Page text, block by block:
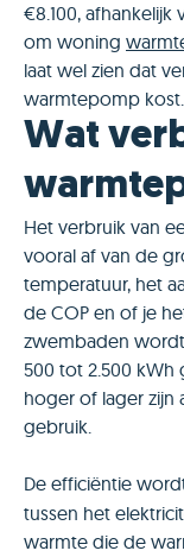
€8.100,
om woning
laat wel zien dat
warmtepomp kost.
Wat
Het verbruik van
vooral af van de
temperatuur, het
de COP en of je
zwembaden
500 tot 2.500 kWh
hoger of lager zijn
gebruik.
De efficiëntie
tussen het
warmte die de